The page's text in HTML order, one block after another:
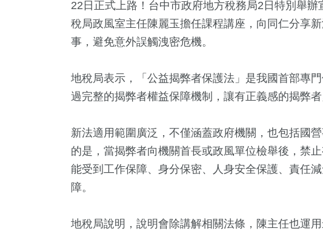
22日正式上路！台中市政府地方稅務局2日特別舉
稅局政風室主任陳麗玉擔任課程講座，向同仁分享
事，避免意外誤觸洩密危機。
地稅局表示，「公益揭弊者保護法」是我國首部專
過完整的揭弊者權益保障機制，讓有正義感的揭弊
新法適用範圍廣泛，不僅涵蓋政府機關，也包括國
的是，當揭弊者向機關首長或政風單位檢舉後，禁
能受到工作保障、身分保密、人身安全保護、責任
障。
地稅局說明，說明會除講解相關法條，陳主任也運
+
兩岸佛教文化交
1+
福建林公信俗文
637+
6 +
海峽論壇專區
6+
2024總統大選